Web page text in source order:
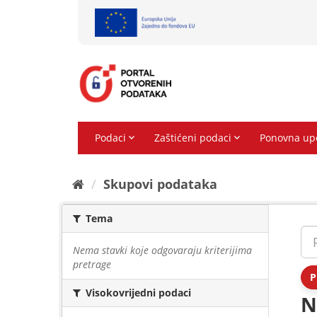
Skupovi podаtаkа
Tema
Nema stavki koje odgovaraju kriterijima
pretrage
Visokovrijedni podaci